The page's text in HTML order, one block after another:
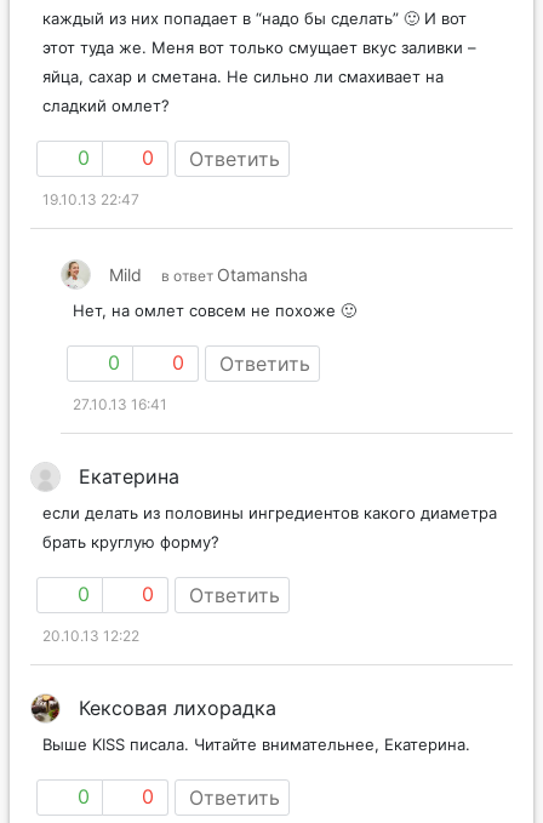
каждый из них попадает в “надо бы сделать” 🙂 И вот
этот туда же. Меня вот только смущает вкус заливки –
яйца, сахар и сметана. Не сильно ли смахивает на
сладкий омлет?
0 0 Ответить
19.10.13 22:47
Mild в ответ Otamansha
Нет, на омлет совсем не похоже 🙂
0 0 Ответить
27.10.13 16:41
Екатерина
если делать из половины ингредиентов какого диаметра
брать круглую форму?
0 0 Ответить
20.10.13 12:22
Кексовая лихорадка
Выше KISS писала. Читайте внимательнее, Екатерина.
0 0 Ответить